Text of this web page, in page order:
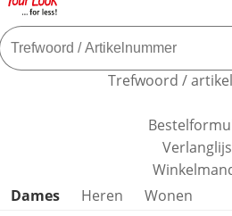
Trefwoord /
Productcategorieën overslaan
Dames Heren
Wonen